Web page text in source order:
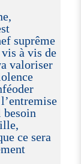
suprême
à vis de
valoriser
besoin
ce sera